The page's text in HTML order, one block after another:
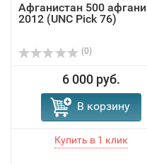
Афганистан 500 афгани
2012 (UNC Pick 76)
(0)
6 000 руб.
В корзину